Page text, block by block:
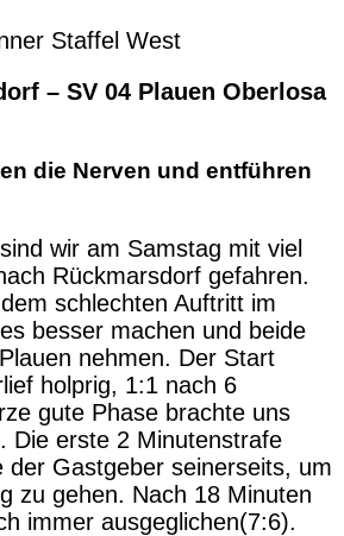
Staffel West
– SV 04 Plauen Oberlosa
die Nerven und entführen
wir am Samstag mit viel
Rückmarsdorf gefahren.
schlechten Auftritt im
besser machen und beide
nehmen. Der Start
holprig, 1:1 nach 6
gute Phase brachte uns
Die erste 2 Minutenstrafe
der Gastgeber seinerseits, um
zu gehen. Nach 18 Minuten
immer ausgeglichen(7:6).